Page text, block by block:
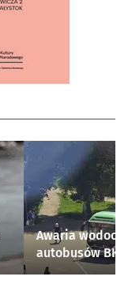
Awaria
autobusów